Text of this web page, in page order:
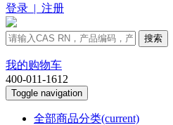
登录 | 注册
搜索
我的购物车
400-011-1612
Toggle navigation
全部商品分类(current)